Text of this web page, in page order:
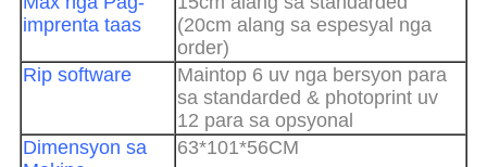
imprenta taas
(20cm alang sa espesyal nga
order)
Rip software
Maintop 6 uv nga bersyon para
sa standarded & photoprint uv
12 para sa opsyonal
Dimensyon sa
63*101*56CM